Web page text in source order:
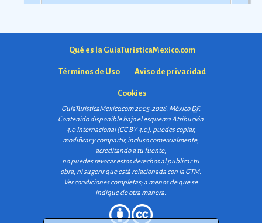
Qué es la GuiaTuristicaMexico.com
Términos de Uso Aviso de privacidad
Cookies
GuiaTuristicaMexico.com 2005-2026. MéxicoDF.
Contenido disponible bajo el esquemaAtribución
4.0 Internacional (CC BY 4.0): puedes copiar,
modificar y compartir, incluso comercialmente,
acreditando a tu fuente;
no puedes revocar estos derechos al publicar tu
obra, ni sugerir que está relacionada con la GTM.
Ver condiciones completas; a menos de que se
indique de otra manera.